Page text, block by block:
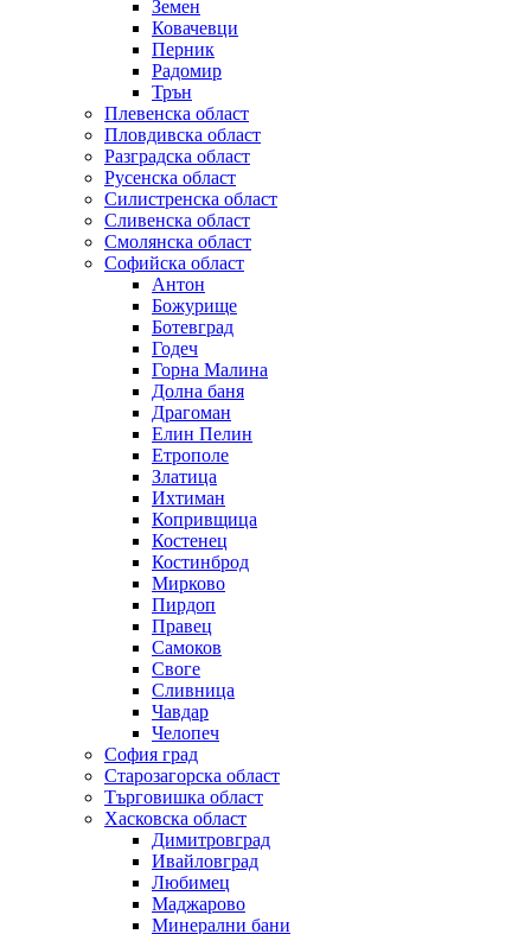
Земен
Ковачевци
Перник
Радомир
Трън
Плевенска област
Пловдивска област
Разградска област
Русенска област
Силистренска област
Сливенска област
Смолянска област
Софийска област
Антон
Божурище
Ботевград
Годеч
Горна Малина
Долна баня
Драгоман
Елин Пелин
Етрополе
Златица
Ихтиман
Копривщица
Костенец
Костинброд
Мирково
Пирдоп
Правец
Самоков
Своге
Сливница
Чавдар
Челопеч
София град
Старозагорска област
Търговишка област
Хасковска област
Димитровград
Ивайловград
Любимец
Маджарово
Минерални бани